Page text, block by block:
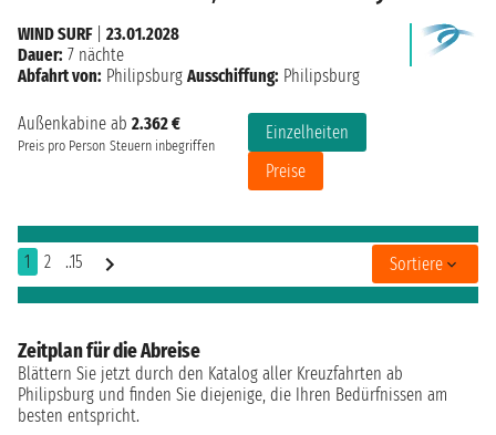
Außenkabine ab 2.362 €
Preis pro Person Steuern inbegriffen
Einzelheiten
Preise
WIND SURF| 23.01.2028
Dauer: 7 nächte
Abfahrt von: Philipsburg Ausschiffung: Philipsburg
1 2 ..15 Sortiere
Zeitplan für die Abreise
Blättern Sie jetzt durch den Katalog aller Kreuzfahrten ab
Philipsburg und finden Sie diejenige, die Ihren Bedürfnissen am
besten entspricht.